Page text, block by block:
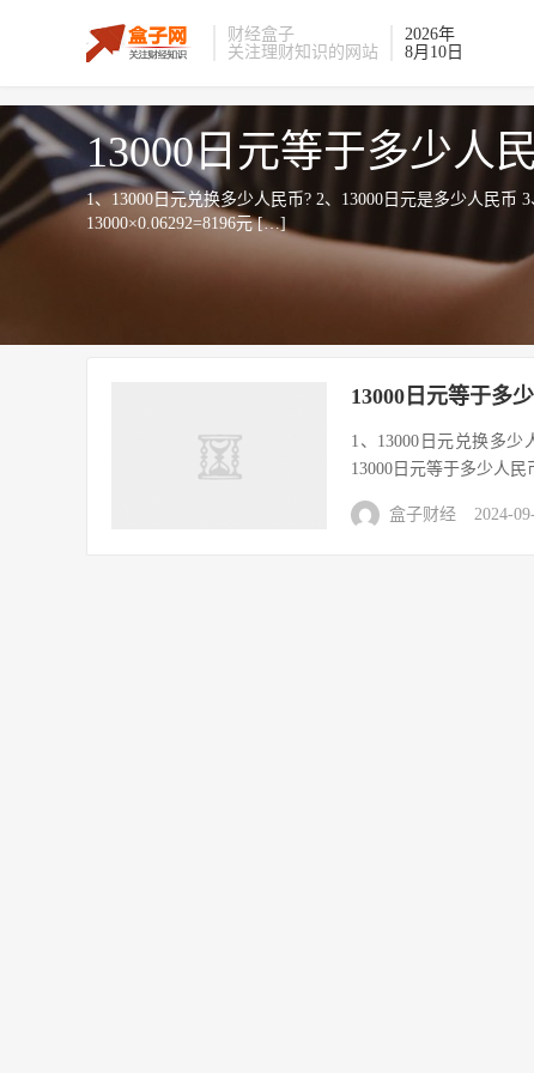
财经盒子
关注理财知识的网站
2026年
8月10日
13000日元等于多少人
1、13000日元兑换多少人民币? 2、13000日元是多少人民币
13000×0.06292=8196元 […]
13000日元等于多
1、13000日元兑换多少
13000日元等于多少人民
盒子财经 2024-